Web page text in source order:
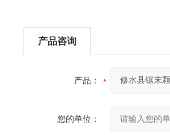
产品咨询
产品：
您的单位：